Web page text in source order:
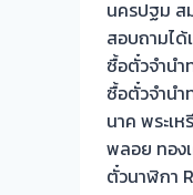
นครปฐม ส
สอบถามได้
ซื้อตั๋วจำน
ซื้อตั๋วจำนำ
นาค พระเ
พลอย ทองเ
ตั๋วนาฬิกา